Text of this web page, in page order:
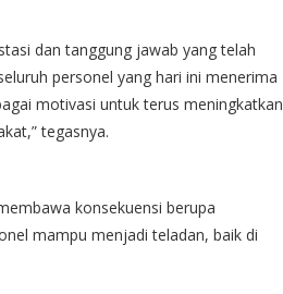
dan tanggung jawab yang telah
personel yang hari ini menerima
motivasi untuk terus meningkatkan
tegasnya.
konsekuensi berupa
mampu menjadi teladan, baik di